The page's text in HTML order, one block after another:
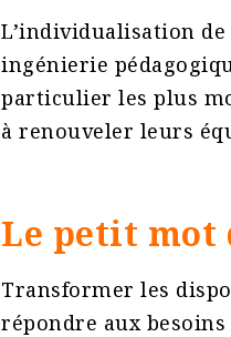
L’individualisation de
ingénierie
particulier les plus
à renouveler leurs
Le petit mot
Transformer les
répondre aux besoins